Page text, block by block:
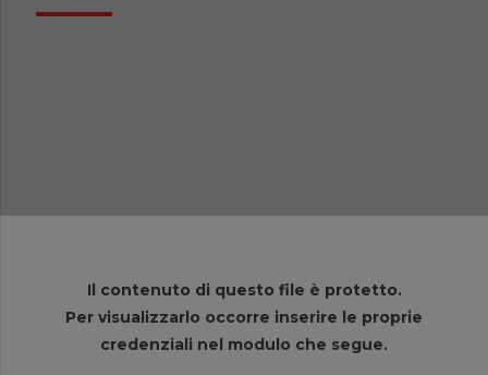
Il contenuto di questo file è protetto.
Per visualizzarlo occorre inserire le proprie
credenziali nel modulo che segue.